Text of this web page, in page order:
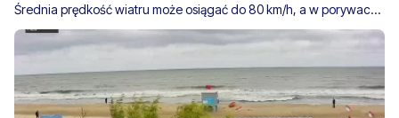
Średnia prędkość wiatru może osiągać do 80 km/h, a w porywach
nawet do 120 km/h. Najsilniejszych podmuchów należy
spodziewać się nad s